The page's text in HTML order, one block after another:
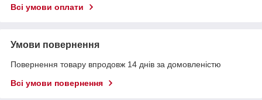
Всі умови оплати
Умови повернення
Повернення товару впродовж 14 днів за домовленістю
Всі умови повернення